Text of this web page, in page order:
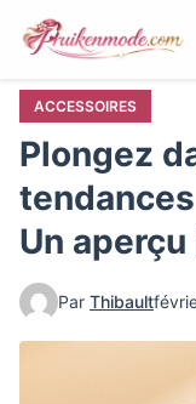
principal
ACCESSOIRES
Plongez
Un
Par Thibault